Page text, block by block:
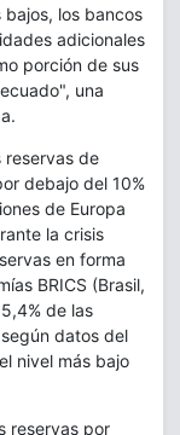
bajos, los bancos
adicionales
porción de sus
una
reservas de
debajo del 10%
de Europa
la crisis
en forma
BRICS (Brasil,
de las
datos del
nivel más bajo
reservas por